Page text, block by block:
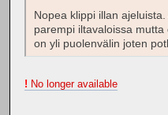
Nopea klippi illan
parempi iltavaloissa
on yli puolenvälin joten
! No longer available